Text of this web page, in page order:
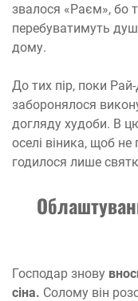
звалося «Раєм», бо
перебуватимуть
дому.
До тих пір, поки Рай-
заборонялося
догляду худоби. В
оселі віника, щоб не
годилося лише
Господар знову
сіна. Солому він